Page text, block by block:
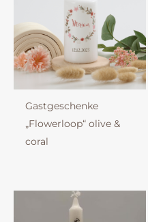
Gastgeschenke
„Flowerloop“ olive &
coral